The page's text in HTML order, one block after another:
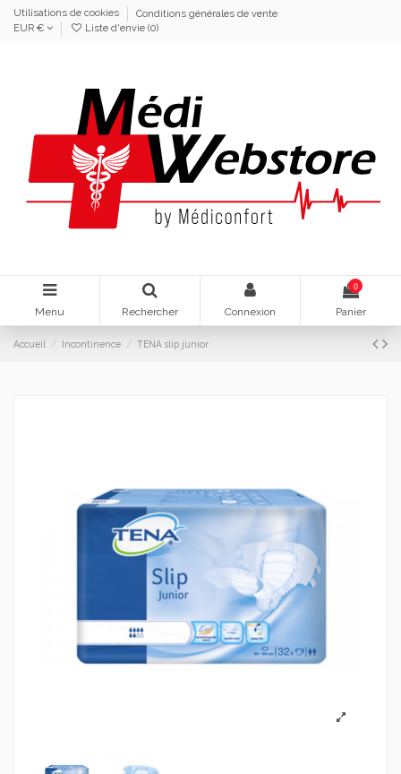
Utilisations de cookies
Conditions générales de vente
EUR €
Liste d'envie (0)
Menu Rechercher Connexion
0
Panier
Accueil Incontinence TENA slip junior